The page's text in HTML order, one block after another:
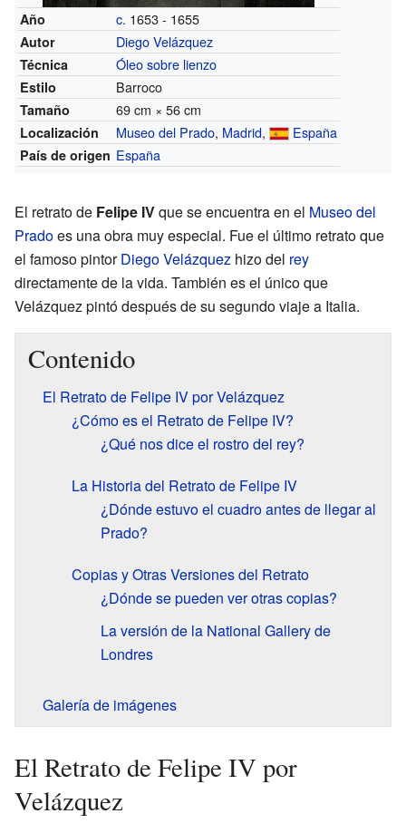
Año c. 1653 - 1655
Autor Diego Velázquez
Técnica Óleo sobre lienzo
Estilo Barroco
Tamaño 69 cm × 56 cm
Localización Museo del Prado, Madrid, España
País de origen España
El retrato de Felipe IVque se encuentra en el Museo del
Pradoes una obra muy especial. Fue el último retrato que
el famoso pintorDiego Velázquez hizo del rey
directamente de la vida. También es el único que
Velázquez pintó después de su segundo viaje a Italia.
Contenido
El Retrato de Felipe IV por Velázquez
¿Cómo es el Retrato de Felipe IV?
¿Qué nos dice el rostro del rey?
La Historia del Retrato de Felipe IV
¿Dónde estuvo el cuadro antes de llegar al
Prado?
Copias y Otras Versiones del Retrato
¿Dónde se pueden ver otras copias?
La versión de la National Gallery de
Londres
Galería de imágenes
El Retrato de Felipe IV por
Velázquez